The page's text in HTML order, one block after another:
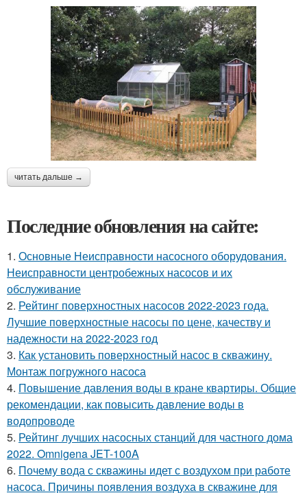
читать дальше →
Последние обновления на сайте:
1. Основные Неисправности насосного оборудования.
Неисправности центробежных насосов и их
обслуживание
2. Рейтинг поверхностных насосов 2022-2023 года.
Лучшие поверхностные насосы по цене, качеству и
надежности на 2022-2023 год
3. Как установить поверхностный насос в скважину.
Монтаж погружного насоса
4. Повышение давления воды в кране квартиры. Общие
рекомендации, как повысить давление воды в
водопроводе
5. Рейтинг лучших насосных станций для частного дома
2022. Omnigena JET-100A
6. Почему вода с скважины идет с воздухом при работе
насоса. Причины появления воздуха в скважине для